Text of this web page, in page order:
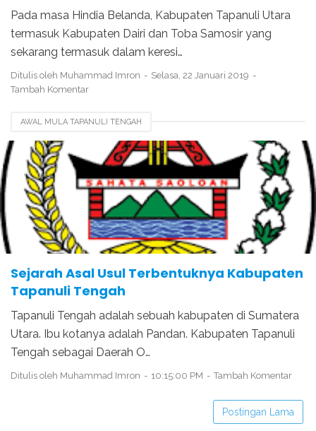
Pada masa Hindia Belanda, Kabupaten Tapanuli Utara
termasuk Kabupaten Dairi dan Toba Samosir yang
sekarang termasuk dalam keresi…
Ditulis oleh Muhammad Imron
Selasa, 22 Januari 2019
Tambah Komentar
AWAL MULA TAPANULI TENGAH
BERDIRINYA KABUPATEN TAPANULI SELATAN
BERDIRINYA TAPANULI TENGAH KOTA BARUS
SEJARAH KABUPATEN LANGKAT SEJARAH TAPANULI TENGAH
Sejarah Asal Usul Terbentuknya Kabupaten
Tapanuli Tengah
Tapanuli Tengah adalah sebuah kabupaten di Sumatera
Utara. Ibu kotanya adalah Pandan. Kabupaten Tapanuli
Tengah sebagai Daerah O…
Ditulis oleh Muhammad Imron 10:15:00 PM Tambah Komentar
Postingan Lama